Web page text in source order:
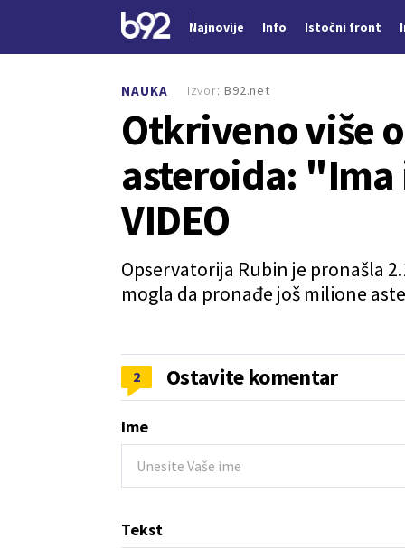
Najnovije Info Istočni front
NAUKA
Otkriveno više
asteroida:
VIDEO
Opservatorija Rubin je pronašla
mogla da pronađe još milione
Izvor: B92.net
2 Ostavite komentar
Ime
Tekst